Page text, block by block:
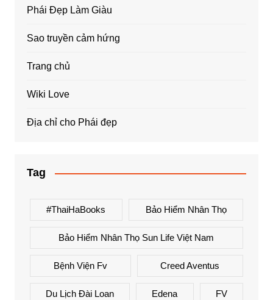
Phái Đẹp Làm Giàu
Sao truyền cảm hứng
Trang chủ
Wiki Love
Địa chỉ cho Phái đẹp
Tag
#ThaiHaBooks Bảo Hiểm Nhân Thọ
Bảo Hiểm Nhân Thọ Sun Life Việt Nam
Bệnh Viện Fv Creed Aventus
Du Lịch Đài Loan Edena FV